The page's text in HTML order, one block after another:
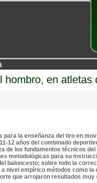
en
la enseñanza del tiro en
12 años del combinado
de los fundamentos técnicos
metodológicas para su
baloncesto; sobre todo la
nivel empírico métodos como
que arrojaron resultados